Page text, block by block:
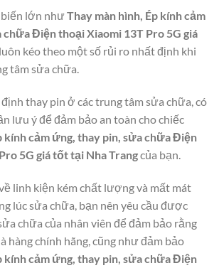
lớn nhưThay màn hình, Ép kính cảm
Điện thoại Xiaomi 13T Pro 5G giá
luôn kéo theo một số rủi ro nhất định khi
tâm sửa chữa.
thay pin ở các trung tâm sửa chữa, có
lưu ý để đảm bảo an toàn cho chiếc
kính cảm ứng, thay pin, sửa chữa Điện
5G giá tốt tại Nha Trangcủa bạn.
linh kiện kém chất lượng và mất mát
lúc sửa chữa, bạn nên yêu cầu được
chữa của nhân viên để đảm bảo rằng
hàng chính hãng, cũng như đảm bảo
kính cảm ứng, thay pin, sửa chữa Điện